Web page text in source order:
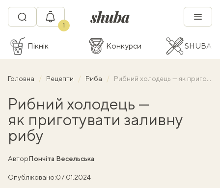
1
Пікнік Конкурси SHUBA
Головна Рецепти Риба Рибний холодець — як приготувати заливну рибу
Рибний холодець —
як приготувати заливну
рибу
АвторПончіта Весельська
Опубліковано:07.01.2024